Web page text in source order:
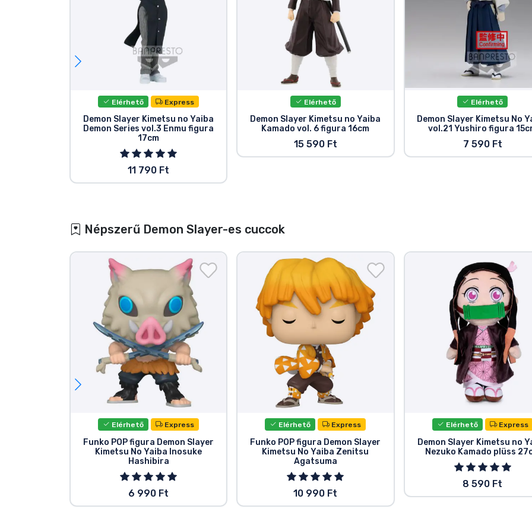
Elérhető Express
Demon Slayer Kimetsu no Yaiba
Demon Series vol.3 Enmu figura
17cm
11 790 Ft
Elérhető
Demon Slayer Kimetsu no Yaiba
Kamado vol. 6 figura 16cm
15 590 Ft
Elérhető
Demon Slayer Kimetsu No
vol.21 Yushiro figura
7 590 Ft
Népszerű Demon Slayer-es cuccok
Elérhető Express
Funko POP figura Demon Slayer
Kimetsu No Yaiba Inosuke
Hashibira
6 990 Ft
Elérhető Express
Funko POP figura Demon Slayer
Kimetsu No Yaiba Zenitsu
Agatsuma
10 990 Ft
Elérhető Express
Demon Slayer Kimetsu no
Nezuko Kamado plüss
8 590 Ft